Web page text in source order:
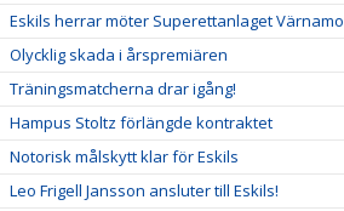
Eskils herrar möter Superettanlaget Värnamo
Olycklig skada i årspremiären
Träningsmatcherna drar igång!
Hampus Stoltz förlängde kontraktet
Notorisk målskytt klar för Eskils
Leo Frigell Jansson ansluter till Eskils!